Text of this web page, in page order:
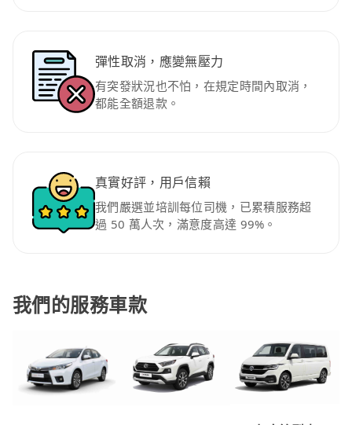
彈性取消，應變無壓力
有突發狀況也不怕，在規定時間內取消，
都能全額退款。
真實好評，用戶信賴
我們嚴選並培訓每位司機，已累積服務超
過 50 萬人次，滿意度高達 99%。
我們的服務車款